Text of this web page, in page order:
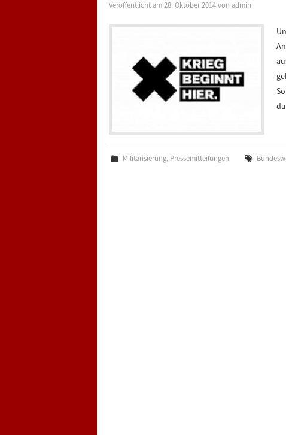
Veröffentlicht am 28. Oktober 2014 von admin
Militarisierung, Pressemitteilungen